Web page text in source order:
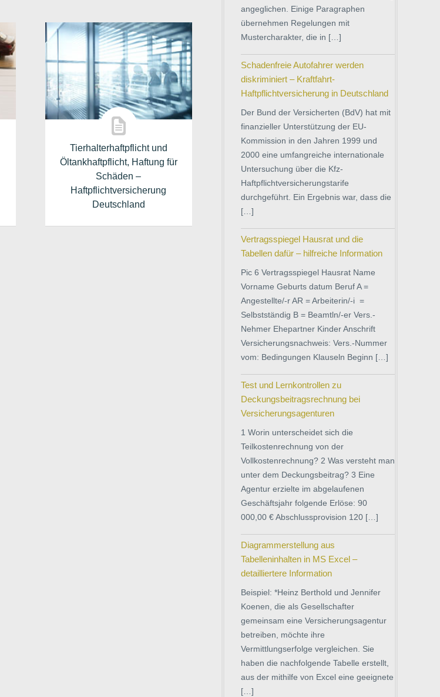
Tierhalterhaftpflicht und
Öltankhaftpflicht, Haftung für
Schäden –
Haftpflichtversicherung
Deutschland
angeglichen. Einige Paragraphen
übernehmen Regelungen mit
Mustercharakter, die in […]
Schadenfreie Autofahrer werden
diskriminiert – Kraftfahrt-
Haftpflichtversicherung in Deutschland
Der Bund der Versicherten (BdV) hat mit
finanzieller Unterstützung der EU-
Kommission in den Jahren 1999 und
2000 eine umfangreiche internationale
Untersuchung über die Kfz-
Haftpflichtversicherungstarife
durchgeführt. Ein Ergebnis war, dass die
[…]
Vertragsspiegel Hausrat und die
Tabellen dafür – hilfreiche Information
Pic 6 Vertragsspiegel Hausrat Name
Vorname Geburts­ datum Beruf A =
Angestellte/-r AR = Arbeiterin/-i =
Selbstständig B = Beamtln/-er Vers.-
Nehmer Ehepartner Kinder Anschrift
Versicherungsnachweis: Vers.-Nummer
vom: Bedingungen Klauseln Beginn […]
Test und Lernkontrollen zu
Deckungsbeitragsrechnung bei
Versicherungsagenturen
1 Worin unterscheidet sich die
Teilkostenrechnung von der
Vollkostenrechnung? 2 Was versteht man
unter dem Deckungsbeitrag? 3 Eine
Agentur erzielte im abgelaufenen
Geschäftsjahr folgende Erlöse: 90
000,00 € Abschlussprovision 120 […]
Diagrammerstellung aus
Tabelleninhalten in MS Excel –
detailliertere Information
Beispiel: *Heinz Berthold und Jennifer
Koenen, die als Gesellschafter
gemeinsam eine Versicherungsagentur
betreiben, möchte ihre
Vermittlungserfolge vergleichen. Sie
haben die nachfolgende Tabelle erstellt,
aus der mithilfe von Excel eine geeignete
[…]